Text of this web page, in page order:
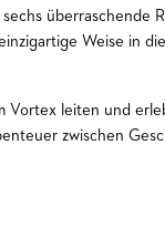
überraschende
Weise in
Vortex leiten und
zwischen